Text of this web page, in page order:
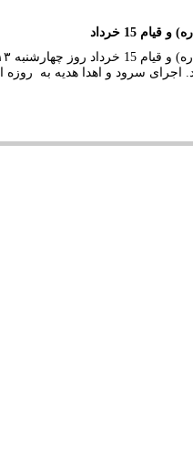
15 خرداد
سرود و اهدا هدیه به روزه